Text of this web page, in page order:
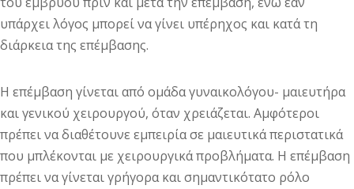
υπάρχει λόγος μπορεί να γίνει υπέρηχος και κατά τη
διάρκεια της επέμβασης.
Η επέμβαση γίνεται από ομάδα γυναικολόγου- μαιευτήρα
και γενικού χειρουργού, όταν χρειάζεται. Αμφότεροι
πρέπει να διαθέτουνε εμπειρία σε μαιευτικά περιστατικά
που μπλέκονται με χειρουργικά προβλήματα. Η επέμβαση
πρέπει να γίνεται γρήγορα και σημαντικότατο ρόλο